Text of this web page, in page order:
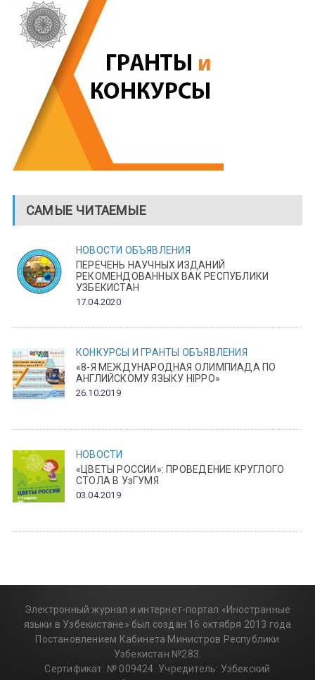
САМЫЕ ЧИТАЕМЫЕ
НОВОСТИ ОБЪЯВЛЕНИЯ
ПЕРЕЧЕНЬ НАУЧНЫХ ИЗДАНИЙ
РЕКОМЕНДОВАННЫХ ВАК РЕСПУБЛИКИ
УЗБЕКИСТАН
17.04.2020
КОНКУРСЫ И ГРАНТЫ ОБЪЯВЛЕНИЯ
«8-Я МЕЖДУНАРОДНАЯ ОЛИМПИАДА ПО
АНГЛИЙСКОМУ ЯЗЫКУ HIPPO»
26.10.2019
НОВОСТИ
«ЦВЕТЫ РОССИИ»: ПРОВЕДЕНИЕ КРУГЛОГО
СТОЛА В УзГУМЯ
03.04.2019
Электронный журнал и интернет-портал «Иностранные
языки в Узбекистане» был создан 16 октября 2013 года
Постановлением Кабинета Министров Республики
Узбекистан №283.
Сертификат: № 009424. Учредитель: Узбекский